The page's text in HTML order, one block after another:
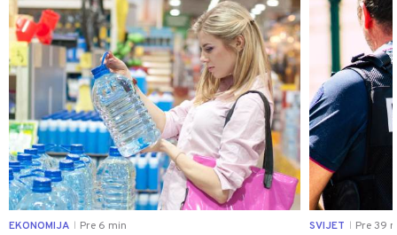
EKONOMIJA Pre 6 min SVIJET Pre 39